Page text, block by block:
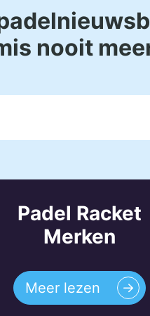
nooit
Padel Racket
Merken
Meer lezen